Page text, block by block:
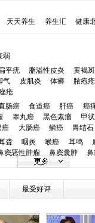
天天养生 养生汇 健康
弱
平疣 脂溢性皮炎
黄褐斑
气 皮肌炎 体癣
脓疱疮
疮
肠癌 食道癌 肝癌
癌
睾丸癌 黑色素瘤
甲
癌 大肠癌 鳞癌
胃结石
聋 咽炎 喉癌 耳鸣
窦恶性肿瘤 鼻窦囊肿
近视 眼底病 弱视
斜视 眼睑炎症
心衰 心肌炎
先天性心
最受好评